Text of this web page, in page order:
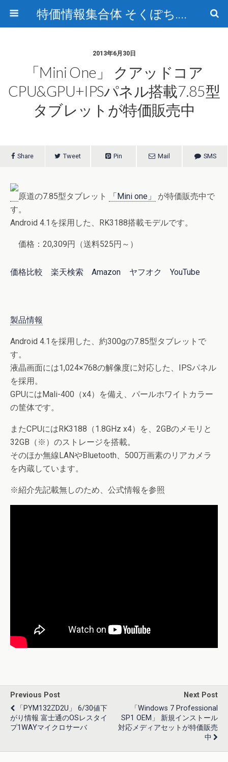
特価情報集合体 そくぽち.com
2013年6月30日
「Mini One」 クアッドコア
CPU&GPU+IPSパネル搭載7.85型
タブレットが特価販売中
Share Tweet Pin Mail SMS
原道の7.85型タブレット 「Mini one」
が特価販売中で
す。
Android 4.1を採用した、RK3188搭載モデルです。
価格：20,309円（送料525円～）
価格比較 楽天検索 Amazon ヤフオク YouTube
製品情報
Android 4.1を採用した、約300gの7.85型タブレットで
す。
液晶画面には1,024×768の解像度に対応した、IPSパネル
を採用。
GPUにはMali-400（x4）を備え、パールホワイトカラー
の筐体です。
またCPUにはRK3188（1.8GHz x4）を、2GBのメモリと
32GB（※）のストレージを搭載。
そのほか無線LANやBluetooth、500万画素のリアカメラ
を内蔵しています。
※紹介先記載無しのため、公式情報を参照
Previous Post
「PYM132ZD2U」 6/30値下
がり情報 富士通のOSレスタイ
プ1WAYマイクロサーバ
Next Post
「Windows 7 Professional
SP1 OEM」 新規インストール
対応メディアセットが特価販売
中